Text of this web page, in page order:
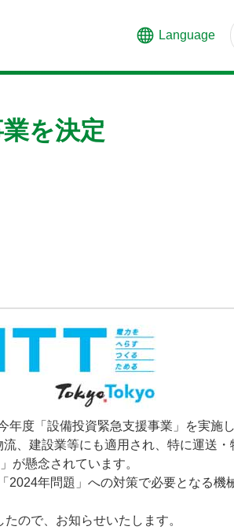
Language
を決定
年度「設備投資緊急支援事業」を実施
、建設業等にも適用され、特に運送
が懸念されています。
2024年問題」への対策で必要となる機
ので、お知らせいたします。